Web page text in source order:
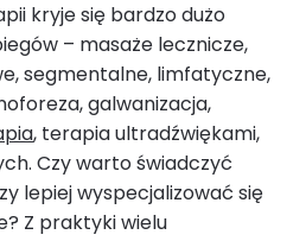
kryje się bardzo dużo
– masaże lecznicze,
segmentalne, limfatyczne,
galwanizacja,
, terapia ultradźwiękami,
Czy warto świadczyć
lepiej wyspecjalizować się
Z praktyki wielu